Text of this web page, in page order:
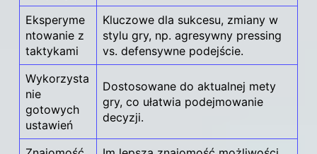
Eksperyme
ntowanie z
taktykami
Kluczowe dla sukcesu, zmiany w
stylu gry, np. agresywny pressing
vs. defensywne podejście.
Wykorzysta
nie
gotowych
ustawień
Dostosowane do aktualnej mety
gry, co ułatwia podejmowanie
decyzji.